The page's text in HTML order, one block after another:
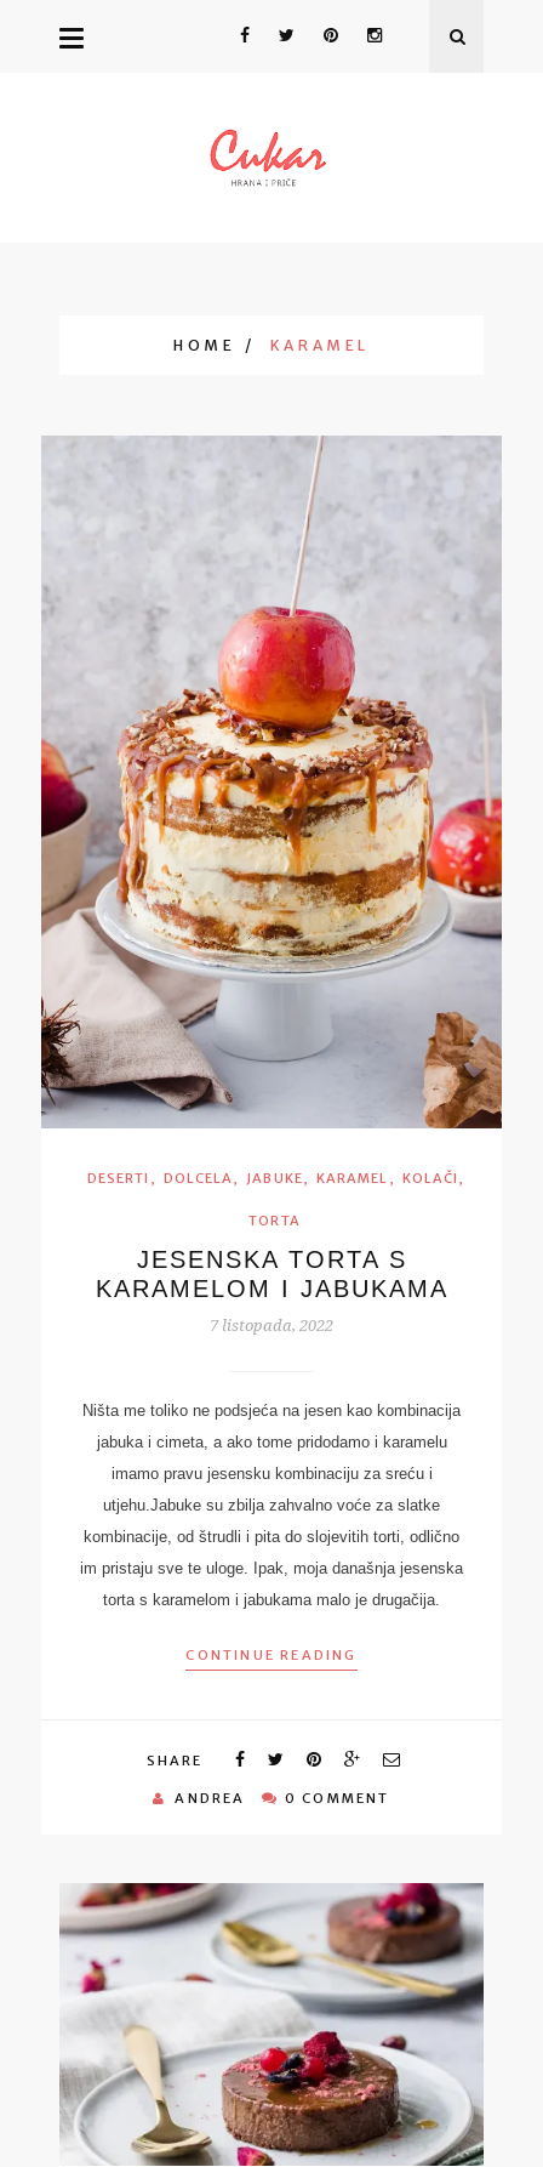
HOME KARAMEL
DESERTI , DOLCELA , JABUKE, KARAMEL , KOLAČI ,
TORTA
JESENSKA TORTA S
KARAMELOM I JABUKAMA
7 listopada, 2022
Ništa me toliko ne podsjeća na jesen kao kombinacija
jabuka i cimeta, a ako tome pridodamo i karamelu
imamo pravu jesensku kombinaciju za sreću i
utjehu.Jabuke su zbilja zahvalno voće za slatke
kombinacije, od štrudli i pita do slojevitih torti, odlično
im pristaju sve te uloge. Ipak, moja današnja jesenska
torta s karamelom i jabukama malo je drugačija.
CONTINUE READING
SHARE
ANDREA 0 COMMENT